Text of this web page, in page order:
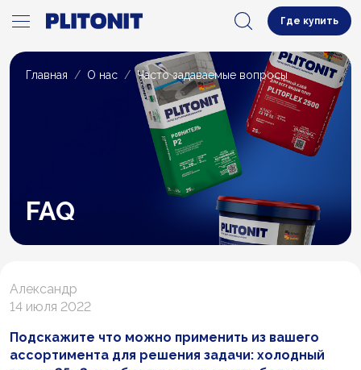
Где купить
Главная О нас Часто задаваемые вопросы
FAQ
Александр
14 июля 2022
Подскажите что можно применить из вашего
ассортимента для решения задачи: холодный